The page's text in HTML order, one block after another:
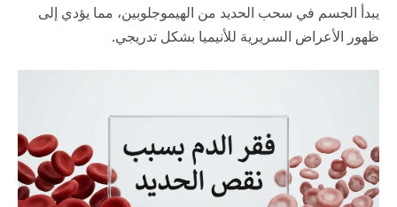
يبدأ الجسم في سحب الحديد من الهيموجلوبين، مما يؤدي إلى
ظهور الأعراض السريرية للأنيميا بشكل تدريجي.